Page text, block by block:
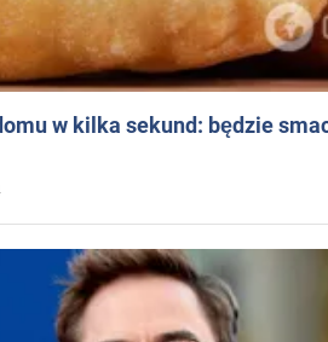
w kilka sekund: będzie